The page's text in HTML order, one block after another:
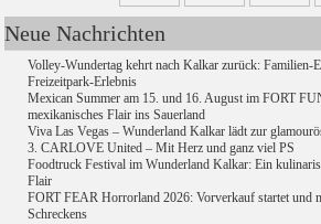
Neue Nachrichten
Volley-Wundertag kehrt nach Kalkar zurück: Familien-
Freizeitpark-Erlebnis
Mexican Summer am 15. und 16. August im FORT
mexikanisches Flair ins Sauerland
Viva Las Vegas – Wunderland Kalkar lädt zur
3. CARLOVE United – Mit Herz und ganz viel PS
Foodtruck Festival im Wunderland Kalkar: Ein
Flair
FORT FEAR Horrorland 2026: Vorverkauf startet und
Schreckens